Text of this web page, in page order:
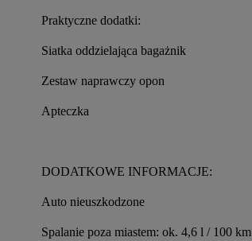
Praktyczne dodatki:
Siatka oddzielająca bagażnik
Zestaw naprawczy opon
Apteczka
DODATKOWE INFORMACJE:
Auto nieuszkodzone
Spalanie poza miastem: ok. 4,6 l / 100 km